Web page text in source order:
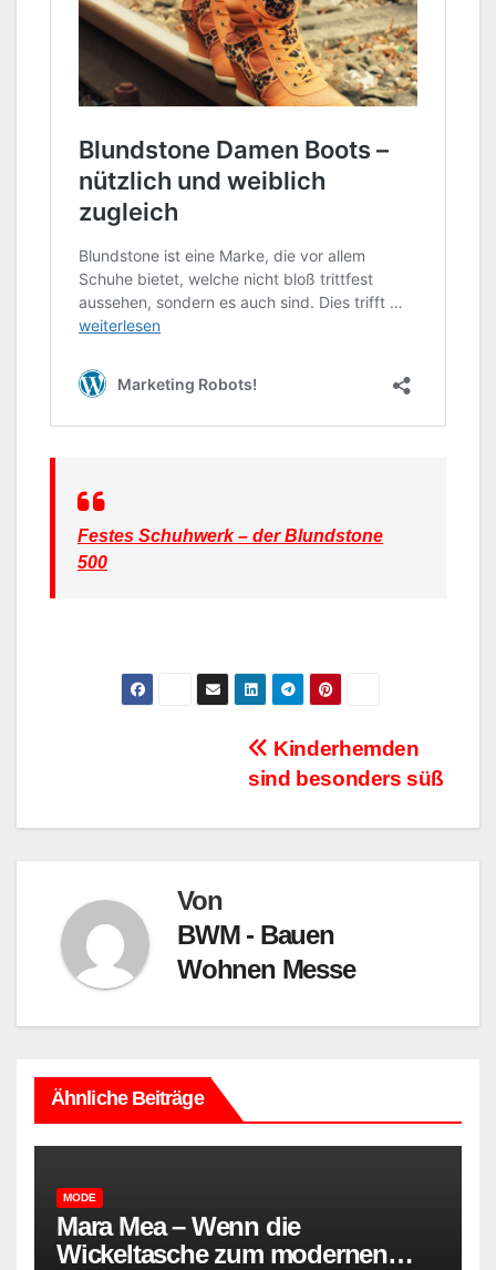
Festes Schuhwerk – der Blundstone
500
BeitragsnavigationKinderhemden
sind besonders süß
Von
BWM - Bauen
Wohnen Messe
Ähnliche Beiträge
MODE
Mara Mea – Wenn die
Wickeltasche zum modernen